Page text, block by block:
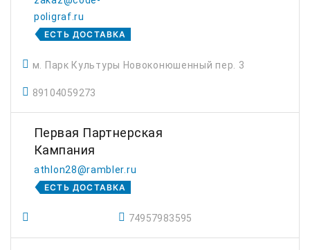
poligraf.ru
ЕСТЬ ДОСТАВКА
м. Парк Культуры Новоконюшенный пер. 3
89104059273
Первая Партнерская
Кампания
athlon28@rambler.ru
ЕСТЬ ДОСТАВКА
74957983595